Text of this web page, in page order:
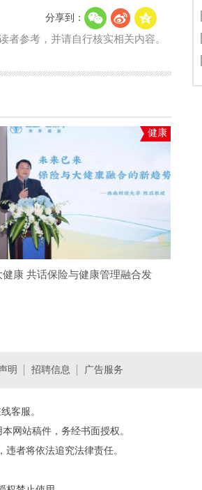
分享到：
参考，并请自行核实相关内容。
健康
健康 共话保险与健康管理融合发
明 招聘信息 广告服务
客服。
网站稿件，务经书面授权。
者将依法追究法律责任。